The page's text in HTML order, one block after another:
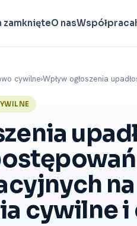
zamknięteO nasWspółpraca
cywilne›Wpływ ogłoszenia
cywilne